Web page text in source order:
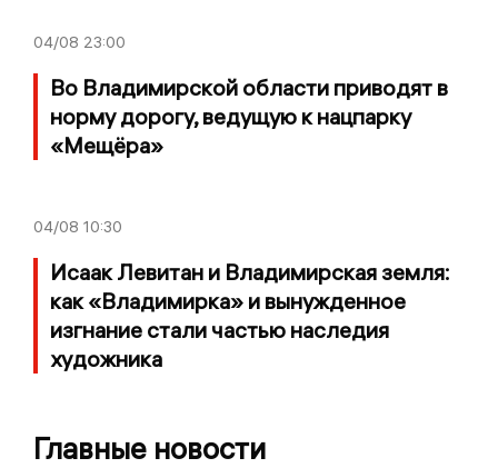
04/08 23:00
Во Владимирской области приводят в
норму дорогу, ведущую к нацпарку
«Мещёра»
04/08 10:30
Исаак Левитан и Владимирская земля:
как «Владимирка» и вынужденное
изгнание стали частью наследия
художника
Главные новости